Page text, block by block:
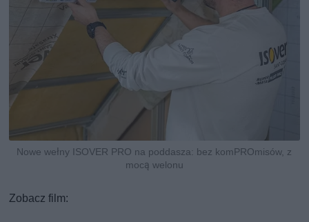
Nowe wełny ISOVER PRO na poddasza: bez komPROmisów, z
mocą welonu
Zobacz film: